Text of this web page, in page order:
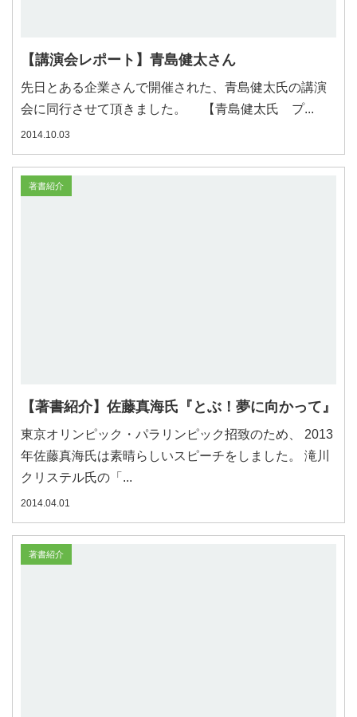
【講演会レポート】青島健太さん
先日とある企業さんで開催された、青島健太氏の講演
会に同行させて頂きました。 【青島健太氏 プ...
2014.10.03
著書紹介
【著書紹介】佐藤真海氏『とぶ！夢に向かって』
東京オリンピック・パラリンピック招致のため、 2013
年佐藤真海氏は素晴らしいスピーチをしました。 滝川
クリステル氏の「...
2014.04.01
著書紹介